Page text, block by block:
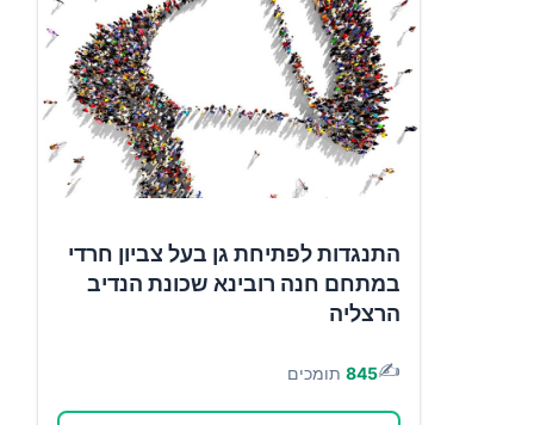
התנגדות לפתיחת גן בעל צביון חרדי
במתחם חנה רובינא שכונת הנדיב
הרצליה
✍️
845 תומכים